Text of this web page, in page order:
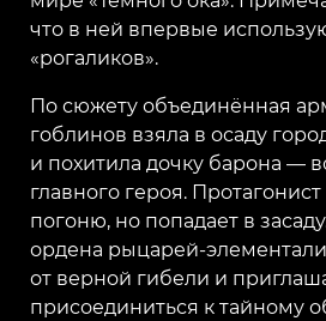
что в ней впервые
«рогаликов».
По сюжету объединённая
гоблинов взяла в осаду
и похитила дочку барона —
главного героя. Протагонист
погоню, но попадает в
ордена рыцарей-
от верной гибели и
присоединиться к тайному